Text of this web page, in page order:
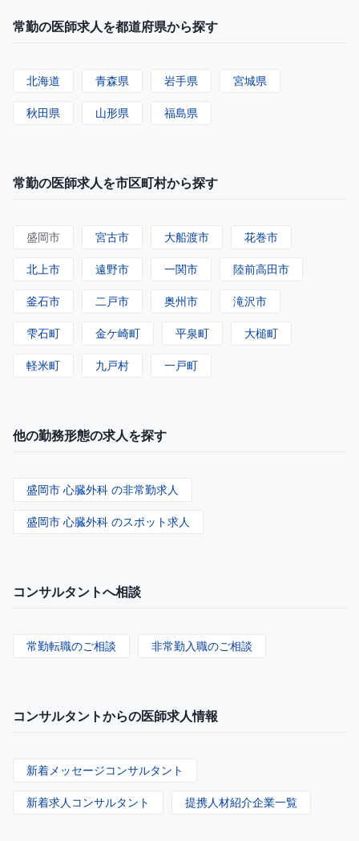
常勤の医師求人を都道府県から探す
北海道 青森県 岩手県 宮城県
秋田県 山形県 福島県
常勤の医師求人を市区町村から探す
盛岡市 宮古市 大船渡市 花巻市
北上市 遠野市 一関市 陸前高田市
釜石市 二戸市 奥州市 滝沢市
雫石町 金ケ崎町 平泉町 大槌町
軽米町 九戸村 一戸町
他の勤務形態の求人を探す
盛岡市 心臓外科 の非常勤求人
盛岡市 心臓外科 のスポット求人
コンサルタントへ相談
常勤転職のご相談 非常勤入職のご相談
コンサルタントからの医師求人情報
新着メッセージコンサルタント
新着求人コンサルタント 提携人材紹介企業一覧